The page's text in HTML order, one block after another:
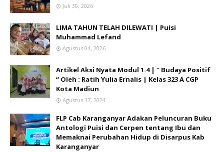
Juli 30, 2026
LIMA TAHUN TELAH DILEWATI | Puisi
Muhammad Lefand
Agustus 04, 2026
Artikel Aksi Nyata Modul 1.4 | “ Budaya Positif
“ Oleh : Ratih Yulia Ernalis | Kelas 323 A CGP
Kota Madiun
Agustus 17, 2024
FLP Cab Karanganyar Adakan Peluncuran Buku
Antologi Puisi dan Cerpen tentang Ibu dan
Memaknai Perubahan Hidup di Disarpus Kab
Karanganyar